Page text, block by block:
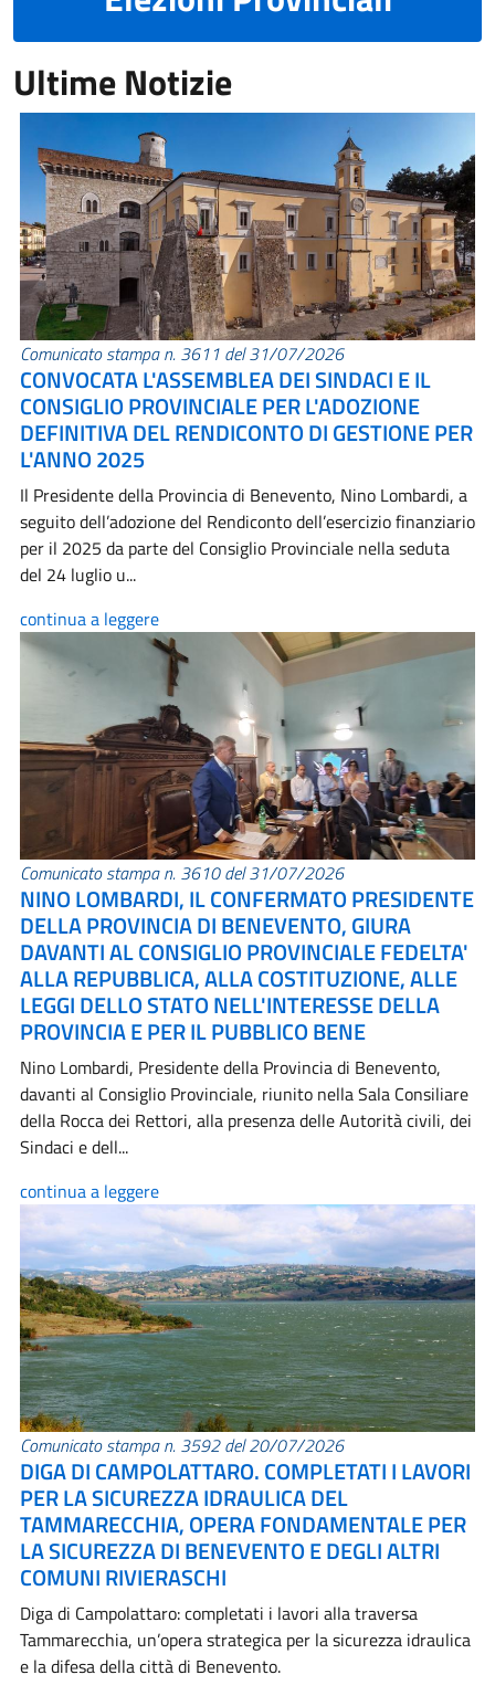
Ultime Notizie
Comunicato stampa n. 3611 del 31/07/2026
CONVOCATA L'ASSEMBLEA DEI SINDACI E IL
CONSIGLIO PROVINCIALE PER L'ADOZIONE
DEFINITIVA DEL RENDICONTO DI GESTIONE PER
L'ANNO 2025
Il Presidente della Provincia di Benevento, Nino Lombardi, a
seguito dell’adozione del Rendiconto dell’esercizio finanziario
per il 2025 da parte del Consiglio Provinciale nella seduta
del 24 luglio u...
continua a leggere
Comunicato stampa n. 3610 del 31/07/2026
NINO LOMBARDI, IL CONFERMATO PRESIDENTE
DELLA PROVINCIA DI BENEVENTO, GIURA
DAVANTI AL CONSIGLIO PROVINCIALE FEDELTA'
ALLA REPUBBLICA, ALLA COSTITUZIONE, ALLE
LEGGI DELLO STATO NELL'INTERESSE DELLA
PROVINCIA E PER IL PUBBLICO BENE
Nino Lombardi, Presidente della Provincia di Benevento,
davanti al Consiglio Provinciale, riunito nella Sala Consiliare
della Rocca dei Rettori, alla presenza delle Autorità civili, dei
Sindaci e dell...
continua a leggere
Comunicato stampa n. 3592 del 20/07/2026
DIGA DI CAMPOLATTARO. COMPLETATI I LAVORI
PER LA SICUREZZA IDRAULICA DEL
TAMMARECCHIA, OPERA FONDAMENTALE PER
LA SICUREZZA DI BENEVENTO E DEGLI ALTRI
COMUNI RIVIERASCHI
Diga di Campolattaro: completati i lavori alla traversa
Tammarecchia, un’opera strategica per la sicurezza idraulica
e la difesa della città di Benevento.